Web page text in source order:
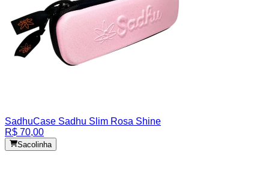
SadhuCase Sadhu Slim Rosa Shine
R$ 70,00
Sacolinha